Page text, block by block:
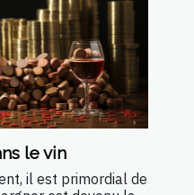
le vin
il est primordial de